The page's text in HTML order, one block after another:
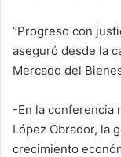
’’Progreso con
aseguró desde la
Mercado del
-En la conferencia
López Obrador, la
crecimiento